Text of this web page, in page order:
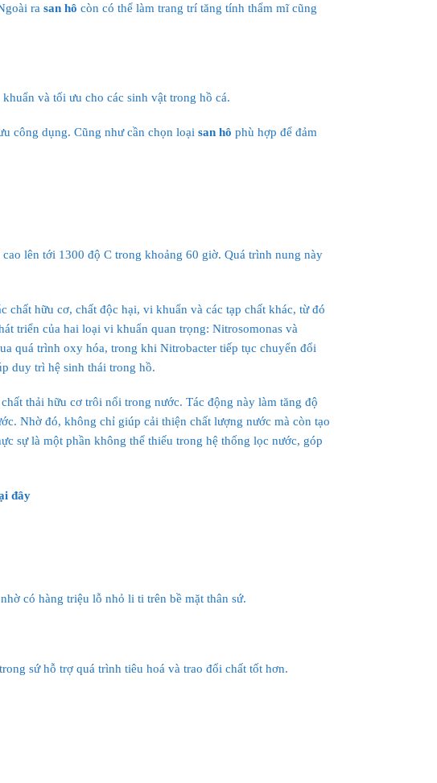
ra san hô còn có thể làm trang trí tăng tính thẩm mĩ cũng
và tối ưu cho các sinh vật trong hồ cá.
công dụng. Cũng như cần chọn loại san hô phù hợp để đảm
lên tới 1300 độ C trong khoảng 60 giờ. Quá trình nung này
hữu cơ, chất độc hại, vi khuẩn và các tạp chất khác, từ đó
triển của hai loại vi khuẩn quan trọng: Nitrosomonas và
quá trình oxy hóa, trong khi Nitrobacter tiếp tục chuyển đổi
duy trì hệ sinh thái trong hồ.
thải hữu cơ trôi nổi trong nước. Tác động này làm tăng độ
Nhờ đó, không chỉ giúp cải thiện chất lượng nước mà còn tạo
sự là một phần không thể thiếu trong hệ thống lọc nước, góp
đây
có hàng triệu lỗ nhỏ li ti trên bề mặt thân sứ.
sứ hỗ trợ quá trình tiêu hoá và trao đổi chất tốt hơn.